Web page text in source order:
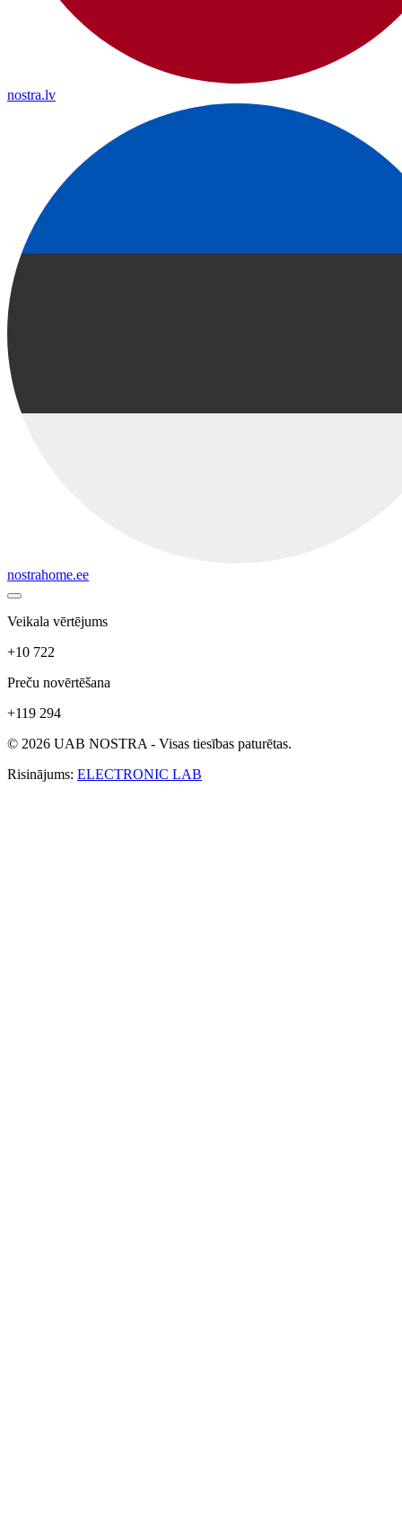
nostra.lv
nostrahome.ee
Veikala vērtējums
+10 722
Preču novērtēšana
+119 294
© 2026 UAB NOSTRA - Visas tiesības paturētas.
Risinājums: ELECTRONIC LAB